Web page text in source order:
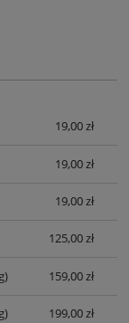
19,00 zł
19,00 zł
19,00 zł
125,00 zł
159,00 zł
199,00 zł